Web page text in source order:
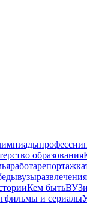
профессии
образования
работарепортаж
вузыразвлечения
Кем бытьВУЗ
фильмы и сериалы